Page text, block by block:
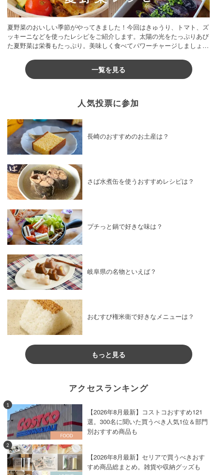
夏野菜のおいしい季節がやってきました！今回はきゅうり、トマト、ズ
ッキーニなどを使ったレシピをご紹介します。太陽の光をたっぷりあび
た夏野菜は栄養もたっぷり。美味しく食べてパワーチャージしましょう
一覧を見る
人気投票に参加
長崎のおすすめのお土産は？
さば水煮缶を使うおすすめレシピは？
プチっと鍋で好きな味は？
岐阜県の名物といえば？
おむすび権米衛で好きなメニューは？
もっと見る
アクセスランキング
1
【2026年8月最新】コストコおすすめ121
選。300名に聞いた買うべき人気1位＆部門
別おすすめ商品も
2
【2026年8月最新】セリアで買うべきおす
すめ商品総まとめ。雑貨や収納グッズも